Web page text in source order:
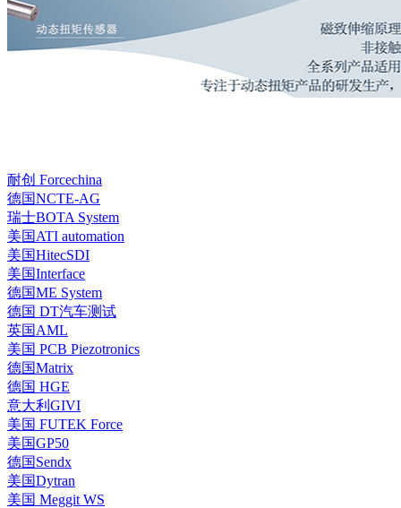
耐创 Forcechina
德国NCTE-AG
瑞士BOTA System
美国ATI automation
美国HitecSDI
美国Interface
德国ME System
德国 DT汽车测试
英国AML
美国 PCB Piezotronics
德国Matrix
德国 HGE
意大利GIVI
美国 FUTEK Force
美国GP50
德国Sendx
美国Dytran
美国 Meggit WS